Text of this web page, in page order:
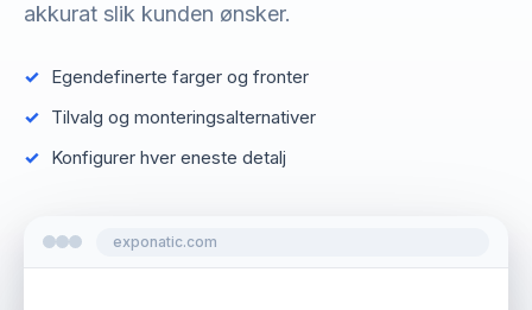
akkurat slik kunden ønsker.
Egendefinerte farger og fronter
Tilvalg og monteringsalternativer
Konfigurer hver eneste detalj
exponatic.com